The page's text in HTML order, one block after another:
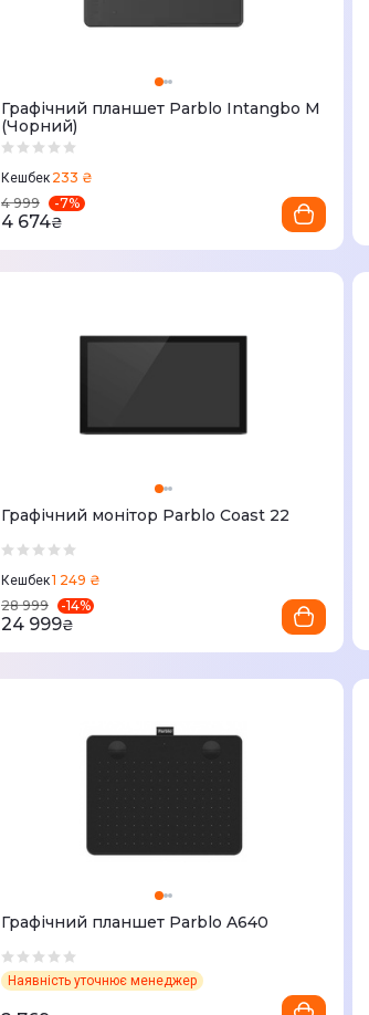
Графічний планшет Parblo Intangbo M
(Чорний)
Кешбек 233 ₴
4 999
-7%
4 674₴
Графічний монітор Parblo Coast 22
Кешбек1 249 ₴
28 999
-14%
24 999₴
Графічний планшет Parblo A640
Наявність уточнює менеджер